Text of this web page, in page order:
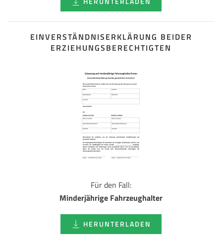
EINVERSTÄNDNISERKLÄRUNG BEIDER
ERZIEHUNGSBERECHTIGTEN
Für den Fall:
Minderjährige Fahrzeughalter
HERUNTERLADEN